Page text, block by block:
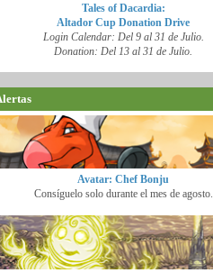
Tales of Dacardia:
Altador Cup Donation Drive
Login Calendar: Del 9 al 31 de Julio.
Donation: Del 13 al 31 de Julio.
Avatar: Chef Bonju
Consíguelo solo durante el mes de agosto.